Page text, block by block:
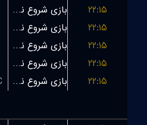
بازی شروع نشده است
۲۲:۱۵
بازی شروع نشده است
۲۲:۱۵
بازی شروع نشده است
۲۲:۱۵
بازی شروع نشده است
۲۲:۱۵
بازی شروع نشده است
۲۲:۱۵